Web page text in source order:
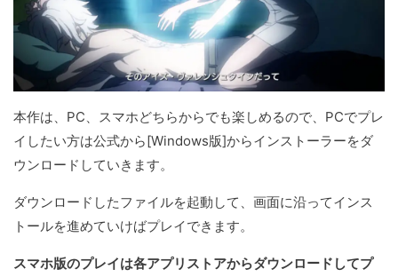
本作は、PC、スマホどちらからでも楽しめるので、PCでプレ
イしたい方は公式から[Windows版]からインストーラーをダ
ウンロードしていきます。
ダウンロードしたファイルを起動して、画面に沿ってインス
トールを進めていけばプレイできます。
スマホ版のプレイは各アプリストアからダウンロードしてプ